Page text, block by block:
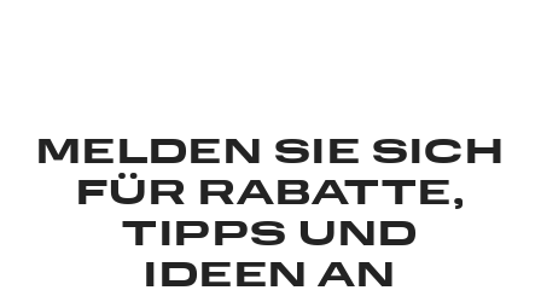
MELDEN SIE SICH
FÜR RABATTE,
TIPPS UND
IDEEN AN